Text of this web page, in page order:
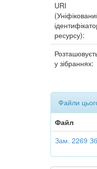
URI
ресурсу):
у зібраннях:
Файли
Файл
Зам. 2269